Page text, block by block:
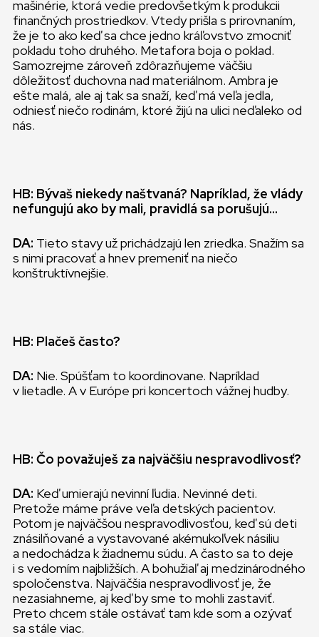
mašinérie, ktorá vedie predovšetkým k produkcii
finančných prostriedkov. Vtedy prišla s prirovnaním,
že je to ako keď sa chce jedno kráľovstvo zmocniť
pokladu toho druhého. Metafora boja o poklad.
Samozrejme zároveň zdôrazňujeme väčšiu
dôležitosť duchovna nad materiálnom. Ambra je
ešte malá, ale aj tak sa snaží, keď má veľa jedla,
odniesť niečo rodinám, ktoré žijú na ulici neďaleko od
nás.
HB: Bývaš niekedy naštvaná? Napríklad, že vlády
nefungujú ako by mali, pravidlá sa porušujú…
DA: Tieto stavy už prichádzajú len zriedka. Snažím sa
s nimi pracovať a hnev premeniť na niečo
konštruktívnejšie.
HB: Plačeš často?
DA: Nie. Spúšťam to koordinovane. Napríklad
v lietadle. A v Európe pri koncertoch vážnej hudby.
HB: Čo považuješ za najväčšiu nespravodlivosť?
DA: Keď umierajú nevinní ľudia. Nevinné deti.
Pretože máme práve veľa detských pacientov.
Potom je najväčšou nespravodlivosťou, keď sú deti
znásilňované a vystavované akémukoľvek násiliu
a nedochádza k žiadnemu súdu. A často sa to deje
i s vedomím najbližších. A bohužiaľ aj medzinárodného
spoločenstva. Najväčšia nespravodlivosť je, že
nezasiahneme, aj keď by sme to mohli zastaviť.
Preto chcem stále ostávať tam kde som a ozývať
sa stále viac.